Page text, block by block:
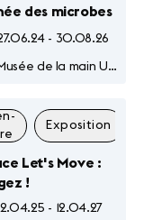
des microbes
- 30.08.26
Musée de la main Unil-CHUV
Exposition
Let's Move :
!
12.04.25 - 12.04.27